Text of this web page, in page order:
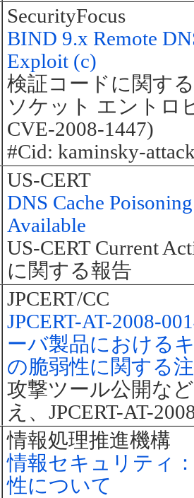
SecurityFocus
BIND 9.x Remote
Exploit (c)
検証コードに関す
ソケット エントロ
CVE-2008-1447)
#Cid: kaminsky-
US-CERT
DNS Cache
Available
US-CERT Current
に関する報告
JPCERT/CC
JPCERT-AT-2008-
ーバ製品における
の脆弱性に関する
攻撃ツール公開な
え、JPCERT-AT-
情報処理推進機構
情報セキュリティ
性について